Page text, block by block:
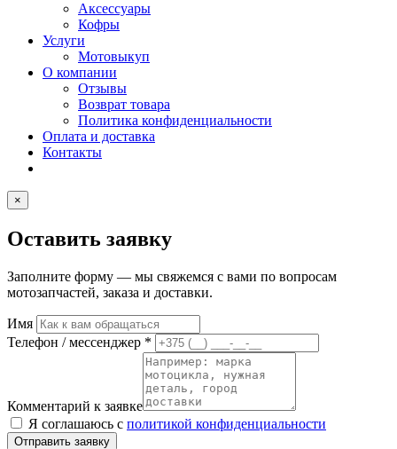
Аксессуары
Кофры
Услуги
Мотовыкуп
О компании
Отзывы
Возврат товара
Политика конфиденциальности
Оплата и доставка
Контакты
×
Оставить заявку
Заполните форму — мы свяжемся с вами по вопросам
мотозапчастей, заказа и доставки.
Имя
Телефон / мессенджер *
Комментарий к заявке
Я соглашаюсь с политикой конфиденциальности
Отправить заявку